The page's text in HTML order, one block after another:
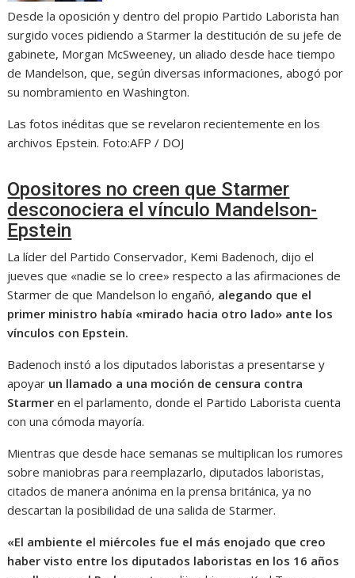
Desde la oposición y dentro del propio Partido Laborista han
surgido voces pidiendo a Starmer la destitución de su jefe de
gabinete, Morgan McSweeney, un aliado desde hace tiempo
de Mandelson, que, según diversas informaciones, abogó por
su nombramiento en Washington.
Las fotos inéditas que se revelaron recientemente en los
archivos Epstein. Foto:AFP / DOJ
Opositores no creen que Starmer
desconociera el vínculo Mandelson-
Epstein
La líder del Partido Conservador, Kemi Badenoch, dijo el
jueves que «nadie se lo cree» respecto a las afirmaciones de
Starmer de que Mandelson lo engañó, alegando que el
primer ministro había «mirado hacia otro lado» ante los
vínculos con Epstein.
Badenoch instó a los diputados laboristas a presentarse y
apoyar un llamado a una moción de censura contra
Starmeren el parlamento, donde el Partido Laborista cuenta
con una cómoda mayoría.
Mientras que desde hace semanas se multiplican los rumores
sobre maniobras para reemplazarlo, diputados laboristas,
citados de manera anónima en la prensa británica, ya no
descartan la posibilidad de una salida de Starmer.
«El ambiente el miércoles fue el más enojado que creo
haber visto entre los diputados laboristas en los 16 años